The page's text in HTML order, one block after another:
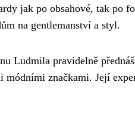
jak po obsahové, tak po
na gentlemanství a styl.
Ludmila pravidelně
módními značkami. Její